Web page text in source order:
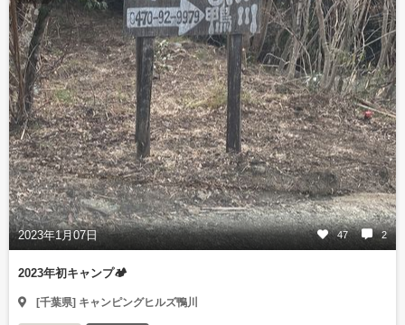
2023年1月07日 47 2
2023年初キャンプ🏕
[千葉県] キャンピングヒルズ鴨川